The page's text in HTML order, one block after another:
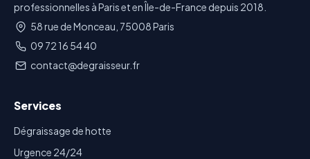
professionnelles à Paris et en Île-de-France depuis 2018.
58 rue de Monceau, 75008 Paris
09 72 16 54 40
contact@degraisseur.fr
Services
Dégraissage de hotte
Urgence 24/24